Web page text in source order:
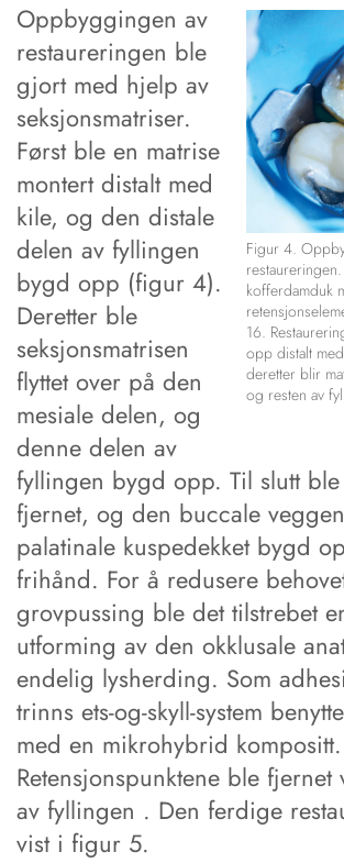
Figur 4.
kofferdamduk
16.
opp distalt
deretter blir
og resten av
Oppbyggingen av
restaureringen ble
gjort med hjelp av
seksjonsmatriser.
Først ble en matrise
montert distalt med
kile, og den distale
delen av fyllingen
bygd opp (figur 4).
Deretter ble
seksjonsmatrisen
flyttet over på den
mesiale delen, og
denne delen av
fyllingen bygd opp. Til slutt ble
fjernet, og den buccale
palatinale kuspedekket bygd
frihånd. For å redusere
grovpussing ble det tilstrebet
utforming av den okklusale
endelig lysherding. Som
trinns ets-og-skyll-system
med en mikrohybrid kompositt.
Retensjonspunktene ble fjernet
av fyllingen . Den ferdige
vist i figur 5.